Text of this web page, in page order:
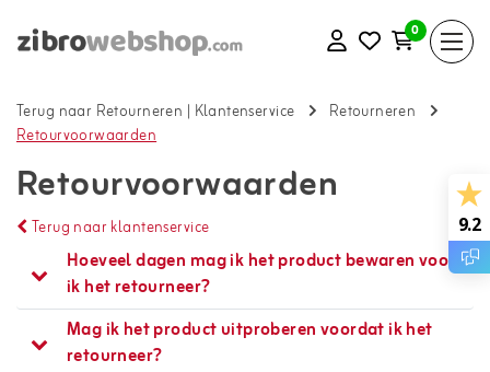
0
Terug naar Retourneren | Klantenservice
Retourneren
Retourvoorwaarden
Retourvoorwaarden
Terug naar klantenservice
Hoeveel dagen mag ik het product bewaren voordat
ik het retourneer?
Mag ik het product uitproberen voordat ik het
retourneer?
9.2